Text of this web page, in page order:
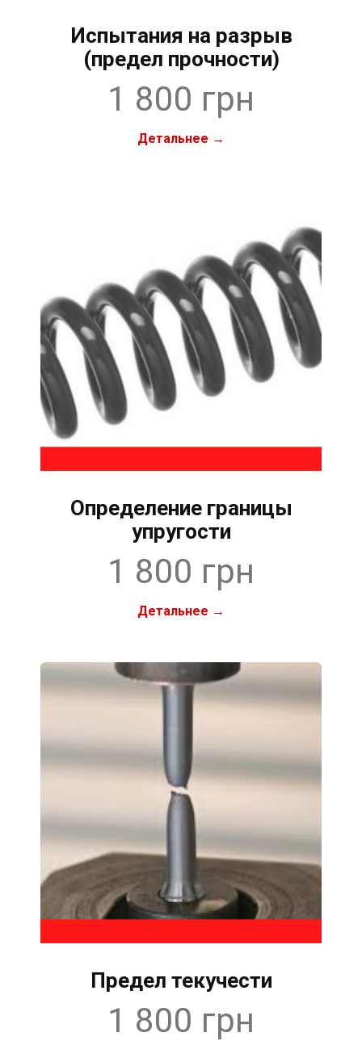
Испытания на разрыв
(предел прочности)
1 800 грн
Детальнее →
Определение границы
упругости
1 800 грн
Детальнее →
Предел текучести
1 800 грн